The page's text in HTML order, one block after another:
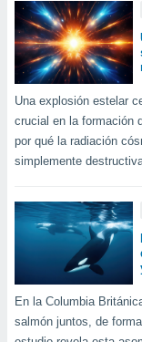
perfiles
utilizar
crear un
uso de
la
medir el
de la
de
o a través
de
Una explosión estelar
crucial en la formación
por qué la radiación
simplemente
En la Columbia
salmón juntos, de